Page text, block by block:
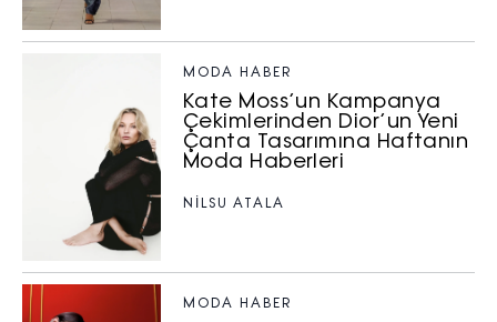
MODA HABER
Kate Moss’un Kampanya
Çekimlerinden Dior’un Yeni
Çanta Tasarımına Haftanın
Moda Haberleri
NILSU ATALA
MODA HABER